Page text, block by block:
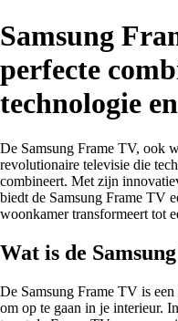
Samsung
perfecte
technologie
De Samsung Frame TV, ook
revolutionaire televisie die
combineert. Met zijn
biedt de Samsung Frame TV
woonkamer transformeert tot
Wat is de
De Samsung Frame TV is
om op te gaan in je interieur.